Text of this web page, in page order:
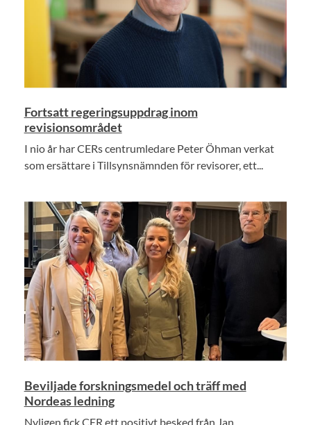
Fortsatt regeringsuppdrag inom
revisionsområdet
I nio år har CERs centrumledare Peter Öhman verkat
som ersättare i Tillsynsnämnden för revisorer, ett...
Beviljade forskningsmedel och träff med
Nordeas ledning
Nyligen fick CER ett positivt besked från Jan